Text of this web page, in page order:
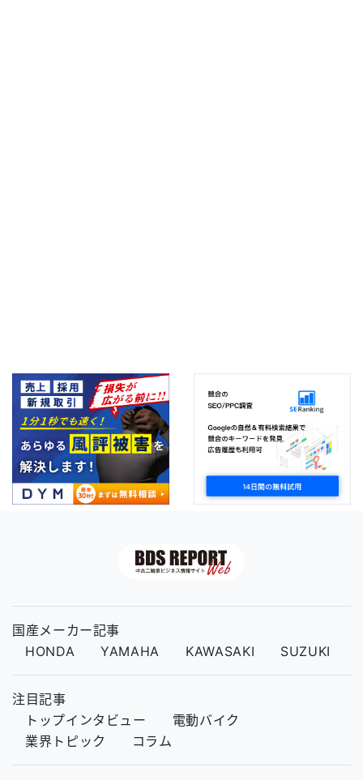
国産メーカー記事
HONDA
YAMAHA KAWASAKI SUZUKI
注目記事
トップインタビュー
電動バイク
業界トピック
コラム